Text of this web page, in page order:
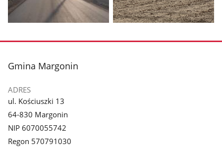
galerii.
stopka
Gmina Margonin
ADRES
ul. Kościuszki 13
64-830 Margonin
NIP 6070055742
Regon 570791030